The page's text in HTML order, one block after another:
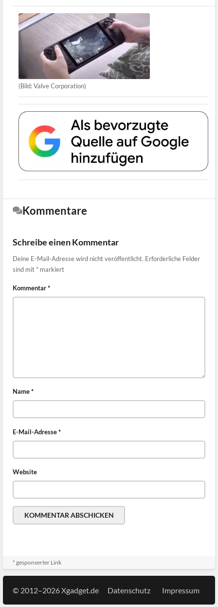
(Bild: Valve Corporation)
Kommentare
Schreibe einen Kommentar
Deine E-Mail-Adresse wird nicht veröffentlicht. Erforderliche Felder
sind mit * markiert
Kommentar*
Name*
E-Mail-Adresse*
Website
* gesponserter Link
© 2012–2026 Xgadget.de Datenschutz Impressum